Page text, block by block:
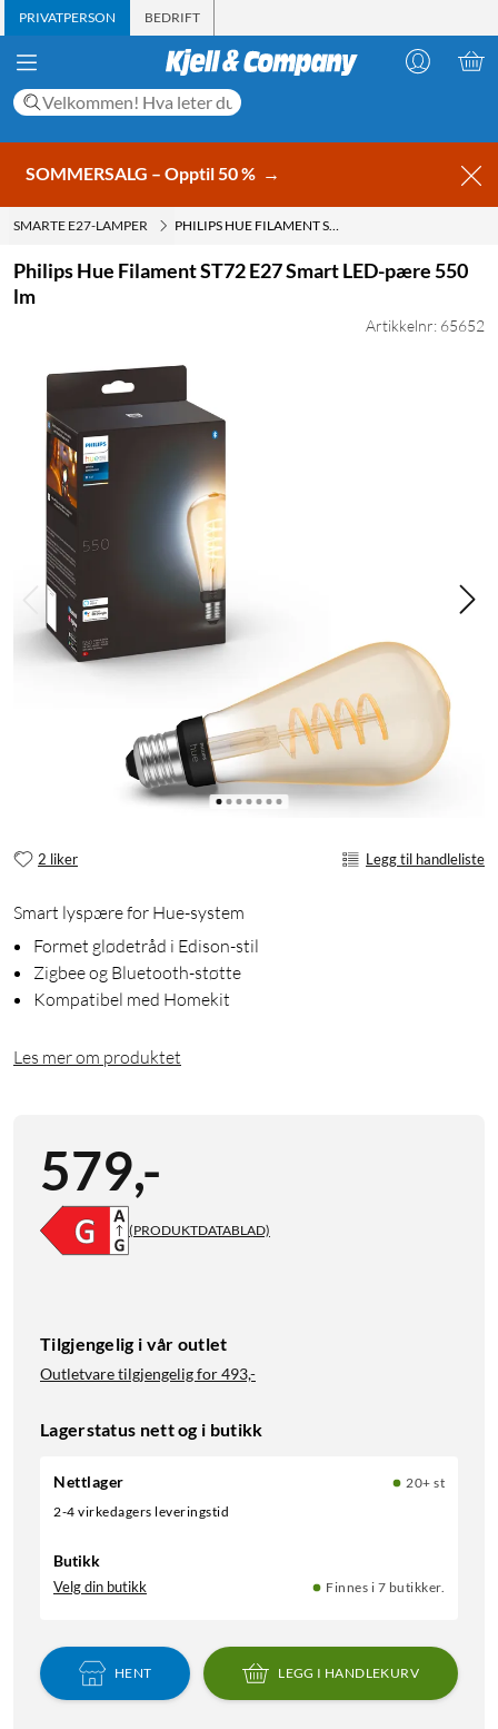
PRIVATPERSON BEDRIFT
SOMMERSALG – Opptil 50 % →
SMARTE E27-LAMPER PHILIPS HUE FILAMENT ST72 E27 SMART LED-PÆRE 550 LM
Philips Hue Filament ST72 E27 Smart LED-pære 550
lm
Artikkelnr: 65652
2 liker Legg til handleliste
Smart lyspære for Hue-system
Formet glødetråd i Edison-stil
Zigbee og Bluetooth-støtte
Kompatibel med Homekit
Les mer om produktet
579,-
(PRODUKTDATABLAD)
Tilgjengelig i vår outlet
Outletvare tilgjengelig for493,-
Lagerstatus nett og i butikk
Nettlager
20+ st
2-4 virkedagers leveringstid
Butikk
Velg din butikk Finnes i 7 butikker.
HENT LEGG I HANDLEKURV